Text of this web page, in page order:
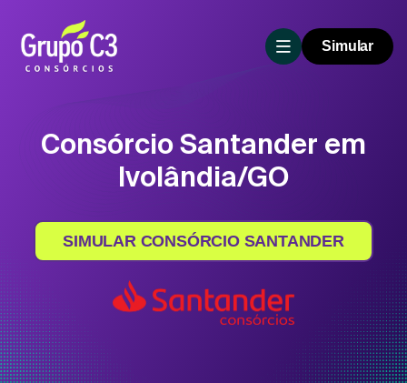
Simular
Consórcio Santander em
Ivolândia/GO
SIMULAR CONSÓRCIO SANTANDER